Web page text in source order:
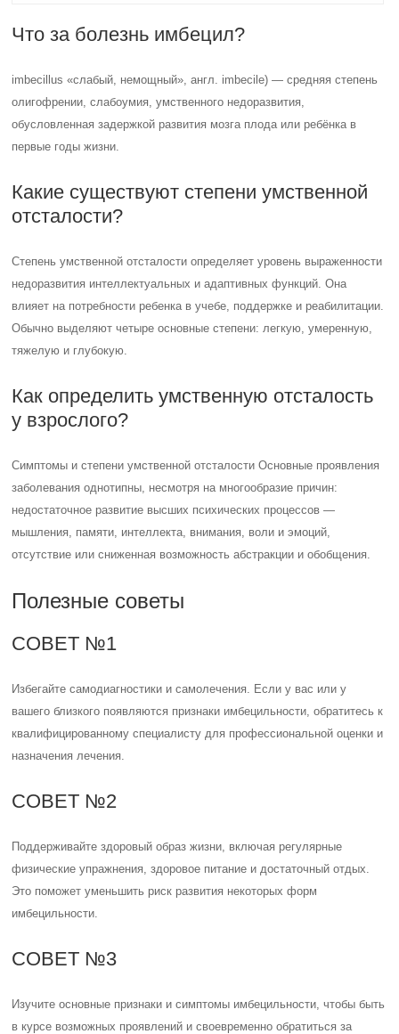
Что за болезнь имбецил?
imbecillus «слабый, немощный», англ. imbecile) — средняя степень
олигофрении, слабоумия, умственного недоразвития,
обусловленная задержкой развития мозга плода или ребёнка в
первые годы жизни.
Какие существуют степени умственной
отсталости?
Степень умственной отсталости определяет уровень выраженности
недоразвития интеллектуальных и адаптивных функций. Она
влияет на потребности ребенка в учебе, поддержке и реабилитации.
Обычно выделяют четыре основные степени: легкую, умеренную,
тяжелую и глубокую.
Как определить умственную отсталость
у взрослого?
Симптомы и степени умственной отсталости Основные проявления
заболевания однотипны, несмотря на многообразие причин:
недостаточное развитие высших психических процессов —
мышления, памяти, интеллекта, внимания, воли и эмоций,
отсутствие или сниженная возможность абстракции и обобщения.
Полезные советы
СОВЕТ №1
Избегайте самодиагностики и самолечения. Если у вас или у
вашего близкого появляются признаки имбецильности, обратитесь к
квалифицированному специалисту для профессиональной оценки и
назначения лечения.
СОВЕТ №2
Поддерживайте здоровый образ жизни, включая регулярные
физические упражнения, здоровое питание и достаточный отдых.
Это поможет уменьшить риск развития некоторых форм
имбецильности.
СОВЕТ №3
Изучите основные признаки и симптомы имбецильности, чтобы быть
в курсе возможных проявлений и своевременно обратиться за